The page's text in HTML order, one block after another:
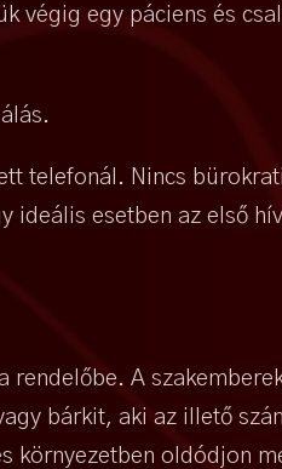
végig egy páciens és
telefonál. Nincs
ideális esetben az első
A
bárkit, aki az illető
környezetben oldódjon